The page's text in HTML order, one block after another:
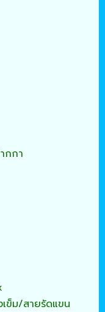
กกา
ข็ม/สายรัดแขน